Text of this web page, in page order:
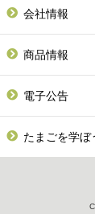
会社情報
商品情報
電子公告
たまごを学ぼ